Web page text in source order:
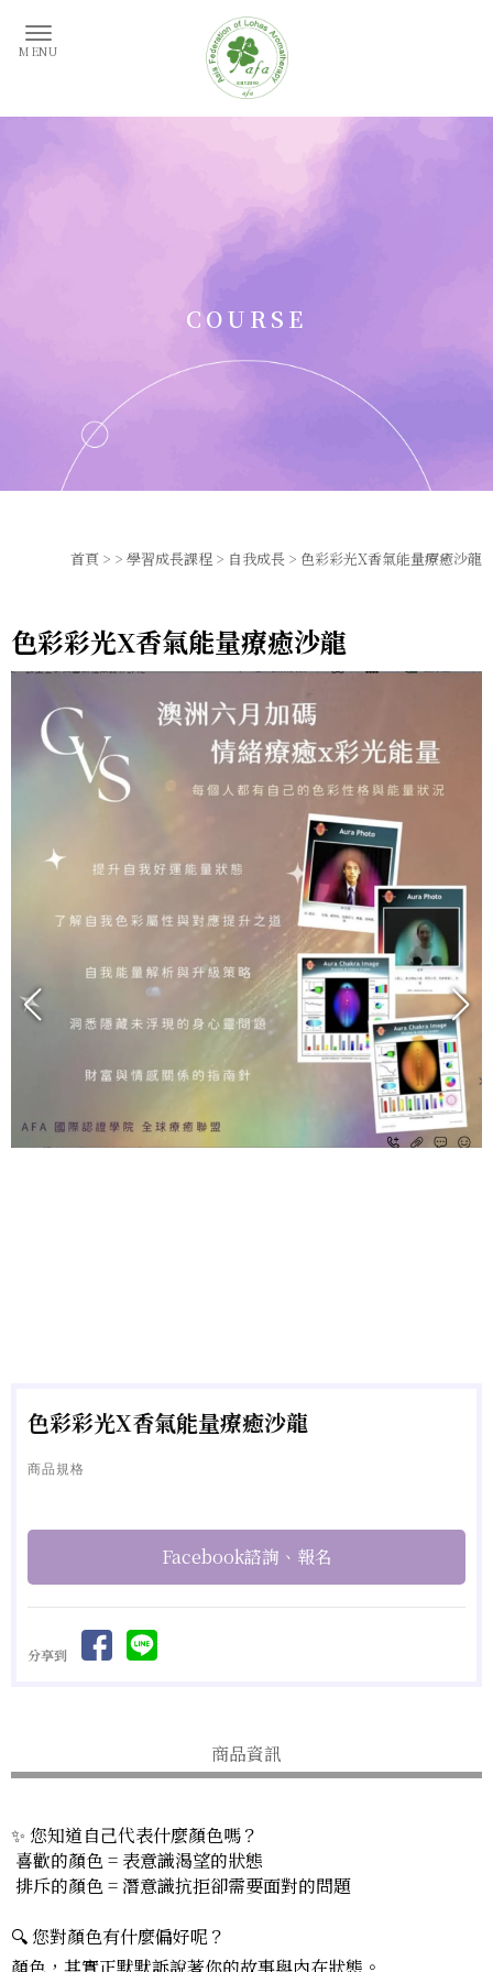
首頁 > > 學習成長課程 > 自我成長 > 色彩彩光X香氣能量療癒沙龍
色彩彩光X香氣能量療癒沙龍
色彩彩光X香氣能量療癒沙龍
商品規格
Facebook諮詢、報名
分享到
商品資訊
✨ 您知道自己代表什麼顏色嗎？
喜歡的顏色 = 表意識渴望的狀態
排斥的顏色 = 潛意識抗拒卻需要面對的問題
🔍 您對顏色有什麼偏好呢？
顏色，其實正默默訴說著你的故事與內在狀態。